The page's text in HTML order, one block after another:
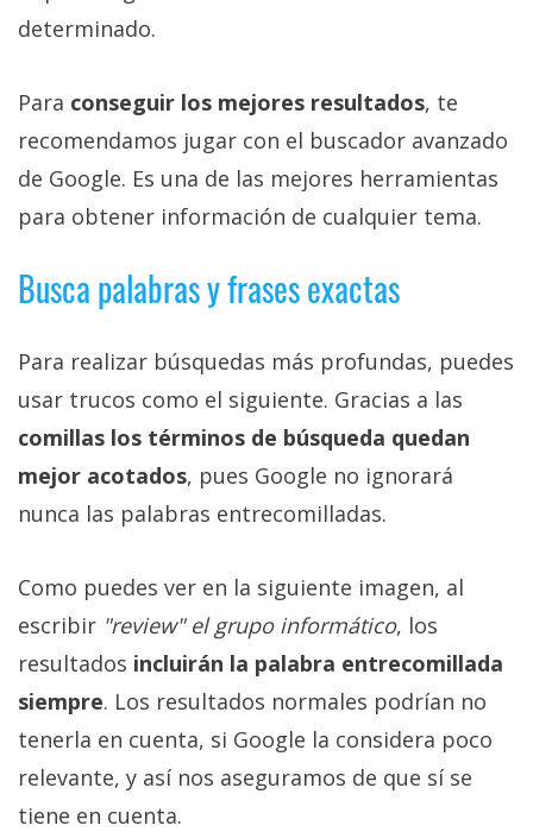
determinado.
Para conseguir los mejores resultados, te
recomendamos jugar con el buscador avanzado
de Google. Es una de las mejores herramientas
para obtener información de cualquier tema.
Busca palabras y frases exactas
Para realizar búsquedas más profundas, puedes
usar trucos como el siguiente. Gracias a las
comillas los términos de búsqueda quedan
mejor acotados, pues Google no ignorará
nunca las palabras entrecomilladas.
Como puedes ver en la siguiente imagen, al
escribir "review" el grupo informático, los
resultados incluirán la palabra entrecomillada
siempre. Los resultados normales podrían no
tenerla en cuenta, si Google la considera poco
relevante, y así nos aseguramos de que sí se
tiene en cuenta.